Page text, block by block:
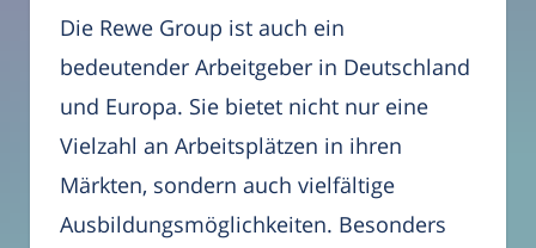
Die Rewe Group ist auch ein
bedeutender Arbeitgeber in Deutschland
und Europa. Sie bietet nicht nur eine
Vielzahl an Arbeitsplätzen in ihren
Märkten, sondern auch vielfältige
Ausbildungsmöglichkeiten. Besonders